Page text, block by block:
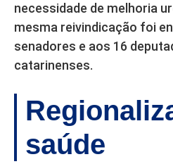
necessidade de melhoria
mesma reivindicação foi
senadores e aos 16
catarinenses.
saúde